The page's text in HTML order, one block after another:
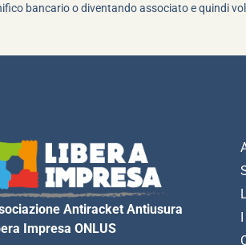
bancario o diventando associato e quindi
Antiracket Antiusura
Impresa ONLUS